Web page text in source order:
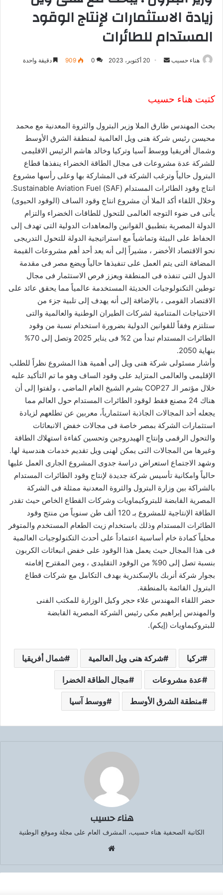
زيادة الاستثمارات لإنتاج الوقود
المستدام للطائرات
هناء حسيب
د
ا
إ
ل
ك
ت
ر
و
ن
ي
ا
20 أكتوبر، 2023 0
909 دقيقة واحدة
كتبت هناء حسيب
بحث المهندس طارق الملا وزير البترول والثروة المعدنية مع محمد
محيسن رئيس شركة هنى ويل العالمية لمنطقة الشرق الأوسط
وشمال أفريقيا ووسط آسيا وتركيا وخالد هاشم الرئيس الاقليمى
للشركة عدة مشروعات فى مجال الطاقة الخضراء ينفذها قطاع
البترول حالياً وترغب الشركة فى المشاركة بها وعلى رأسها مشروع
انتاج وقود الطائرات المستدام (SAF) Sustainable Aviation Fuel.
وخلال اللقاء أكد الملا أن مشروع انتاج وقود الساف (الوقود الحيوى)
يأتى فى ضوء التوجه العالمى للتحول للطاقات الخضراء والتزام
الدولة المصرية بتطبيق القوانين والمعاهدات الدولية التى تهدف إلى
الحفاظ على البيئة وتماشياً مع استراتيجية الدولة للتحول التدريجى
نحو الاقتصاد الأخضر ، مشيراً إلى أنه يعد أحد أهم مشروعات القيمة
المضافة التى يتم العمل على تنفيذها حالياً ويضع مصر فى مقدمة
الدول التى تنفذه فى المنطقة ويعزز فرص الاستثمار فى مجال
توطين التكنولوجيات الحديثة المستخدمة عالمياً مما يحقق عائد على
الاقتصاد القومى ، بالإضافة إلى أنه يهدف إلى تلبية جزء من
الاحتياجات المتنامية لشركات الطيران الوطنية والعالمية والتى
ستلتزم وفقاً للقوانين الدولية بضرورة استخدام نسبة من وقود
الطائرات المستدام تبدأ من 2% فى يناير 2025 وتصل إلى 70%
بنهاية 2050.
وأشار مسئولى شركة هنى ويل إلى أهمية هذا المشروع نظراً للطلب
الإقليمى والعالمى المتزايد على وقود الساف وهو ما تم التأكيد عليه
خلال مؤتمر الـ COP27 بشرم الشيخ العام الماضى ، ولفتوا إلى أن
هناك 24 مصنع فقط لوقود الطائرات المستدام حول العالم مما
يجعله أحد المجالات الجاذبة استثمارياً، معربين عن تطلعهم لزيادة
استثمارات الشركة بمصر خاصة فى مجالات خفض الانبعاثات
والتحول الرقمى وإنتاج الهيدروجين وتحسين كفاءة استهلاك الطاقة
وغيرها من المجالات التى يمكن لهنى ويل تقديم خدمات هندسية لها.
وشهد الاجتماع استعراض دراسة جدوى المشروع الجارى العمل عليها
حالياً وامكانية تأسيس شركة جديدة لإنتاج وقود الطائرات المستدام
بالشراكة بين وزارة البترول والثروة المعدنية ممثلة فى الشركة
المصرية القابضة للبتروكيماويات وشركات القطاع الخاص حيث تقدر
الطاقة الإنتاجية للمشروع بـ 120 ألف طن سنوياً من منتج وقود
الطائرات المستدام وذلك باستخدام زيت الطعام المستخدم والمتوفر
محلياً كمادة خام أساسية اعتماداً على أحدث التكنولوجيات العالمية
فى هذا المجال حيث يعمل هذا الوقود على خفض انبعاثات الكربون
بنسبة تصل إلى 90% من الوقود التقليدى ، ومن المقترح إقامته
بجوار شركة أنربك بالإسكندرية بهدف التكامل مع شركات قطاع
البترول القائمة بالمنطقة.
حضر اللقاء المهندس علاء حجر وكيل الوزارة للمكتب الفنى
والمهندس إبراهيم مكى رئيس الشركة المصرية القابضة
للبتروكيماويات (إيكم).
تركيا شركة هنى ويل العالمية شمال أفريقيا
عدة مشروعات مجال الطاقة الخضرا
منطقة الشرق الأوسط ووسط آسيا
هناء حسيب
الكاتبة الصحفية هناء حسيب، المشرف العام على مجلة وموقع الوطنية
الوي